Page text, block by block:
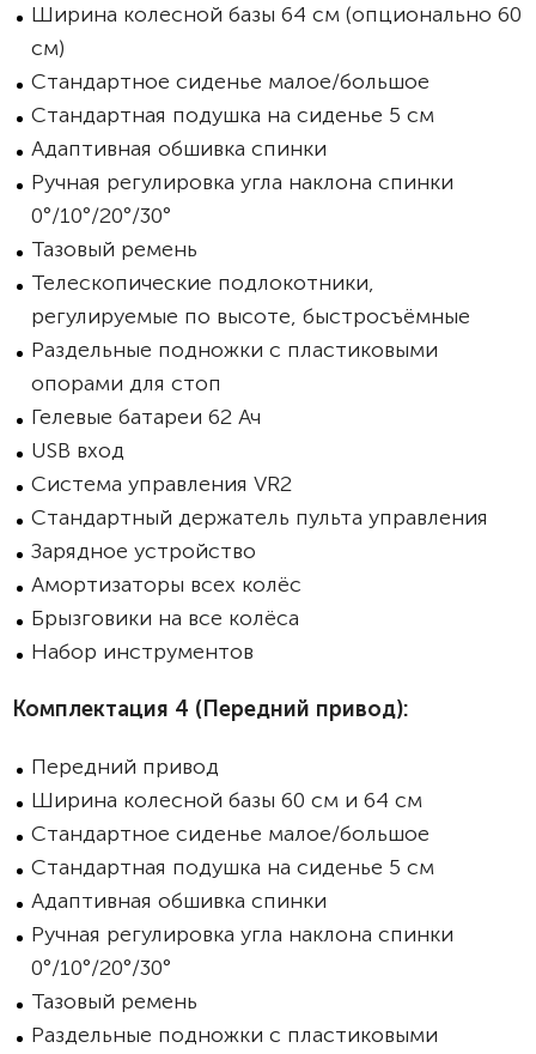
Ширина колесной базы 64 см (опционально 60
см)
Стандартное сиденье малое/большое
Стандартная подушка на сиденье 5 см
Адаптивная обшивка спинки
Ручная регулировка угла наклона спинки
0°/10°/20°/30°
Тазовый ремень
Телескопические подлокотники,
регулируемые по высоте, быстросъёмные
Раздельные подножки с пластиковыми
опорами для стоп
Гелевые батареи 62 Ач
USB вход
Система управления VR2
Стандартный держатель пульта управления
Зарядное устройство
Амортизаторы всех колёс
Брызговики на все колёса
Набор инструментов
Комплектация 4 (Передний привод):
Передний привод
Ширина колесной базы 60 см и 64 см
Стандартное сиденье малое/большое
Стандартная подушка на сиденье 5 см
Адаптивная обшивка спинки
Ручная регулировка угла наклона спинки
0°/10°/20°/30°
Тазовый ремень
Раздельные подножки с пластиковыми